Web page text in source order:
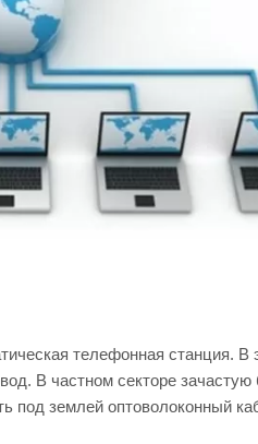
телефонная станция.
В частном секторе
землей оптоволоконный